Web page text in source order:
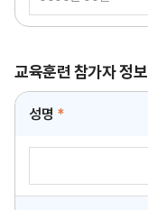
교육훈련 참가자 정보
성명 *